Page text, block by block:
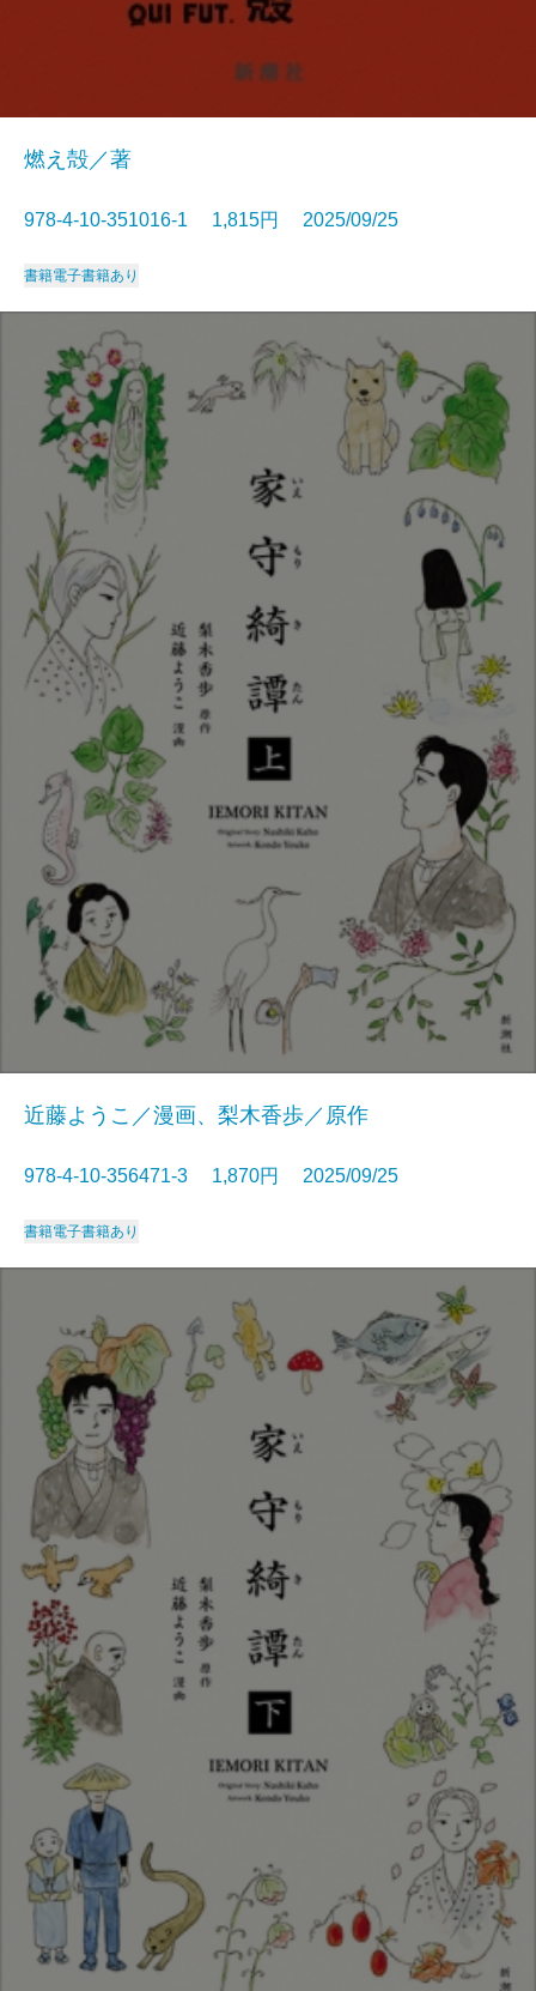
燃え殻／著
978-4-10-351016-1 1,815円 2025/09/25
書籍電子書籍あり
近藤ようこ／漫画、梨木香歩／原作
978-4-10-356471-3 1,870円 2025/09/25
書籍電子書籍あり